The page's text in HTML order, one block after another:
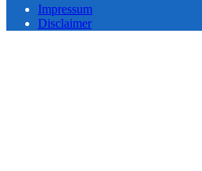
Impressum
Disclaimer